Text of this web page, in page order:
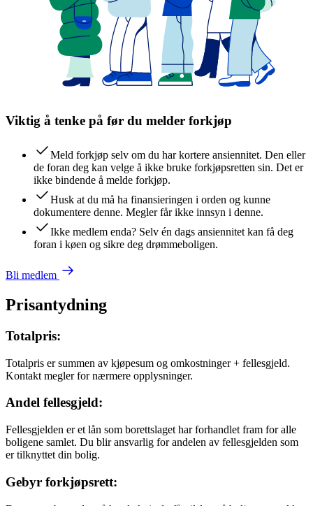
Viktig å tenke på før du melder forkjøp
Meld forkjøp selv om du har kortere ansiennitet. Den eller
de foran deg kan velge å ikke bruke forkjøpsretten sin. Det er
ikke bindende å melde forkjøp.
Husk at du må ha finansieringen i orden og kunne
dokumentere denne. Megler får ikke innsyn i denne.
Ikke medlem enda? Selv én dags ansiennitet kan få deg
foran i køen og sikre deg drømmeboligen.
Bli medlem
Prisantydning
Totalpris:
Totalpris er summen av kjøpesum og omkostninger + fellesgjeld.
Kontakt megler for nærmere opplysninger.
Andel fellesgjeld:
Fellesgjelden er et lån som borettslaget har forhandlet fram for alle
boligene samlet. Du blir ansvarlig for andelen av fellesgjelden som
er tilknyttet din bolig.
Gebyr forkjøpsrett: